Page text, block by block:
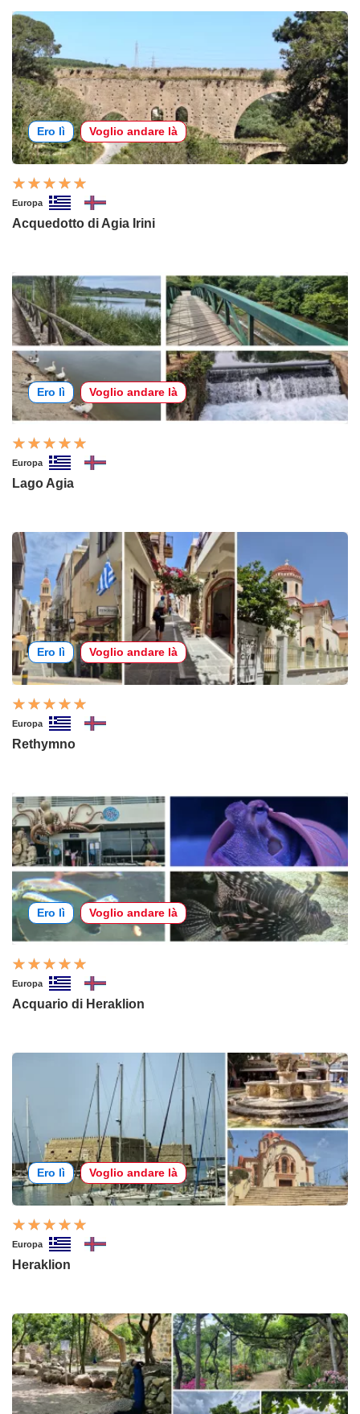
Ero lì Voglio andare là
Europa
Acquedotto di Agia Irini
Ero lì Voglio andare là
Europa
Lago Agia
Ero lì Voglio andare là
Europa
Rethymno
Ero lì Voglio andare là
Europa
Acquario di Heraklion
Ero lì Voglio andare là
Europa
Heraklion